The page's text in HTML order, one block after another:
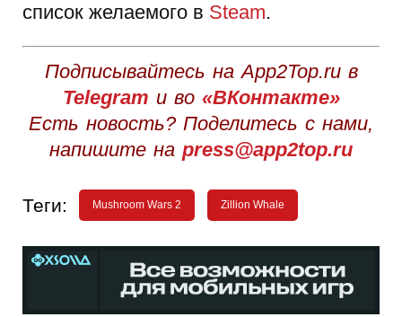
список желаемого в Steam.
Подписывайтесь на App2Top.ru в
Telegram и во «ВКонтакте»
Есть новость? Поделитесь с нами,
напишите на press@app2top.ru
Теги: Mushroom Wars 2 Zillion Whale